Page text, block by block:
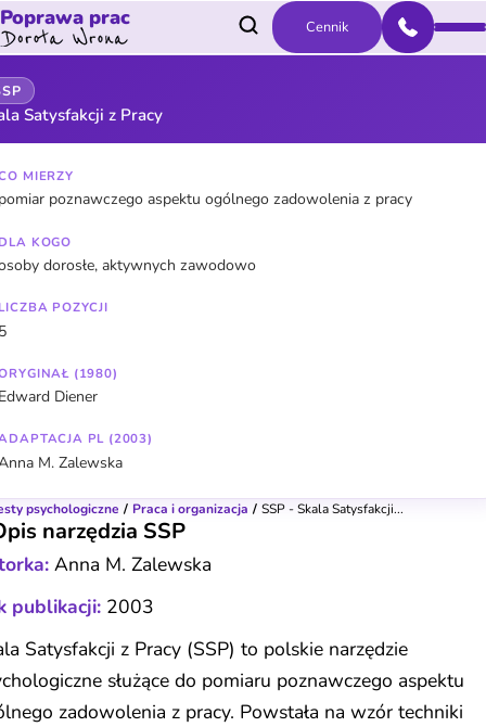
Poprawa prac Cennik
Satysfakcji z Pracy
MIERZY
poznawczego aspektu ogólnego zadowolenia z pracy
KOGO
dorosłe, aktywnych zawodowo
POZYCJI
(1980)
Diener
PL (2003)
M. Zalewska
psychologiczne Praca i organizacja SSP - Skala Satysfakcji...
narzędzia SSP
Anna M. Zalewska
publikacji: 2003
Satysfakcji z Pracy (SSP) to polskie narzędzie
służące do pomiaru poznawczego aspektu
zadowolenia z pracy. Powstała na wzór techniki